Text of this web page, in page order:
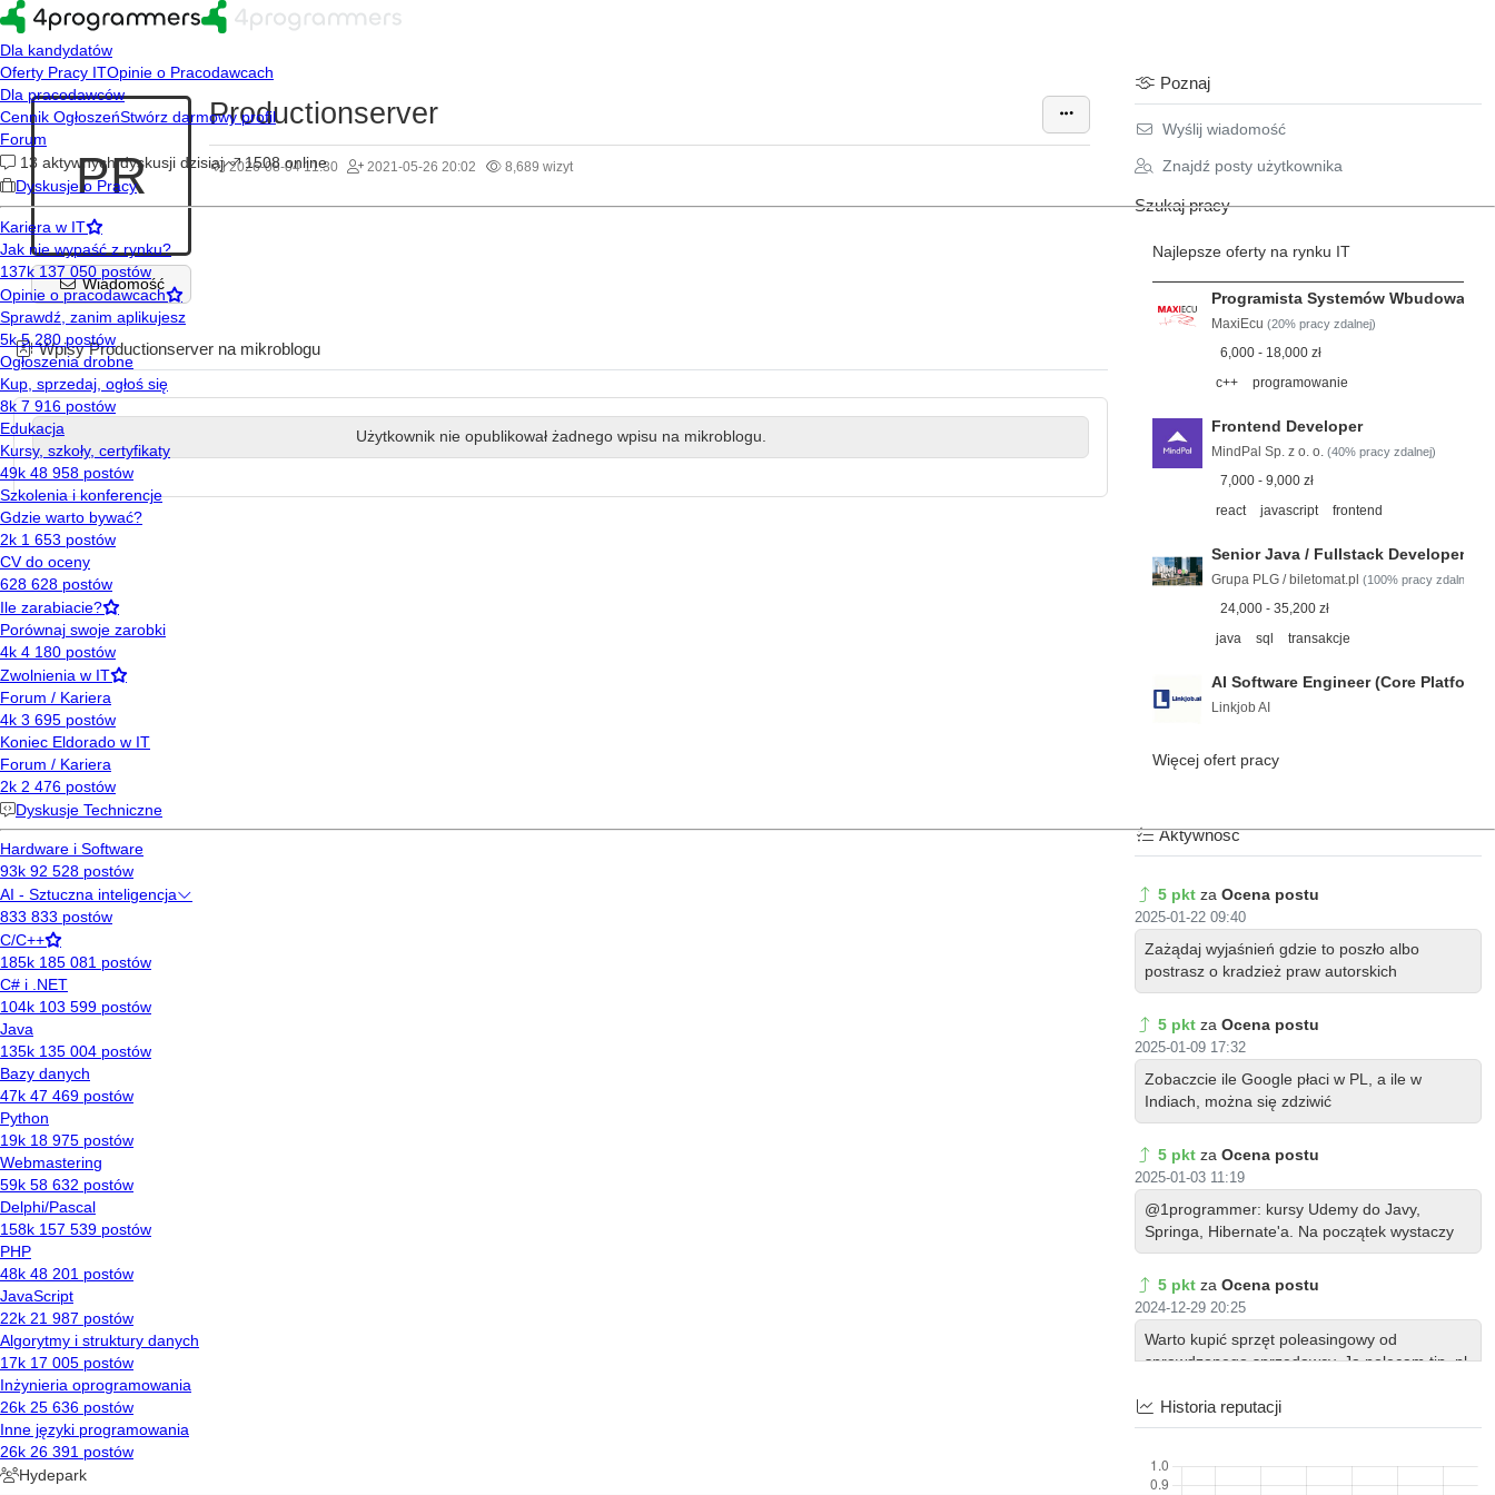
PR
Wiadomość
Productionserver
2026-08-04 11:30 2021-05-26 20:02 8,689 wizyt
Wpisy Productionserver na mikroblogu
Użytkownik nie opublikował żadnego wpisu na mikroblogu.
Poznaj
Wyślij wiadomość
Znajdź posty użytkownika
Szukaj pracy
Najlepsze oferty na rynku IT
Programista Systemów
MaxiEcu (20% pracy zdalnej)
6,000 - 18,000 zł
c++
programowanie
Frontend Developer
MindPal Sp. z o. o. (40% pracy zdalnej)
7,000 - 9,000 zł
react
javascript frontend
Senior Java / Fullstack Developer
Grupa PLG / biletomat.pl (100% pracy zdalnej)
24,000 - 35,200 zł
java
sql transakcje
AI Software Engineer (Core Platform
Linkjob AI
Więcej ofert pracy
Aktywność
5 pkt za Ocena postu
2025-01-22 09:40
Zażądaj wyjaśnień gdzie to poszło albo
postrasz o kradzież praw autorskich
5 pkt za Ocena postu
2025-01-09 17:32
Zobaczcie ile Google płaci w PL, a ile w
Indiach, można się zdziwić
5 pkt za Ocena postu
2025-01-03 11:19
@1programmer: kursy Udemy do Javy,
Springa, Hibernate'a. Na początek wystaczy
5 pkt za Ocena postu
2024-12-29 20:25
Warto kupić sprzęt poleasingowy od
sprawdzonego sprzedawcy. Ja polecam tip_pl
2024-12-29 10:32
Historia reputacji